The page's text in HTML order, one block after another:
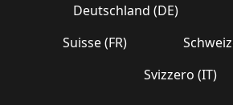
Deutschland (DE)
Suisse (FR)
Svizzero (IT)